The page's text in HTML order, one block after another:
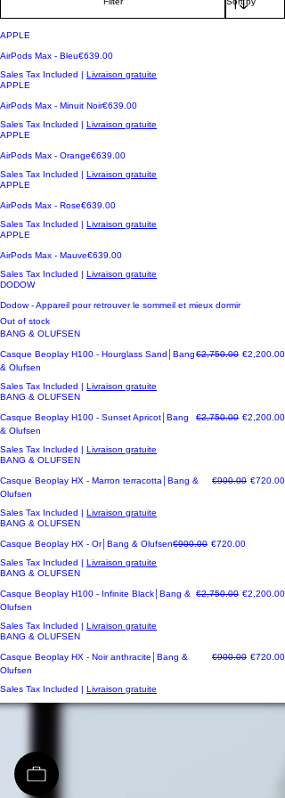
APPLE
AirPods Max - BleuPrice
€639.00
Sales Tax Included | Livraison gratuite
APPLE
AirPods Max - Minuit NoirPrice
€639.00
Sales Tax Included | Livraison gratuite
APPLE
AirPods Max - OrangePrice
€639.00
Sales Tax Included | Livraison gratuite
APPLE
AirPods Max - RosePrice
€639.00
Sales Tax Included | Livraison gratuite
APPLE
AirPods Max - MauvePrice
€639.00
Sales Tax Included | Livraison gratuite
DODOW
Dodow - Appareil pour retrouver le sommeil et mieux dormir
Out of stock
BANG & OLUFSEN
Casque Beoplay H100 - Hourglass Sand│Bang
& Olufsen
Regular Price
€2,750.00 Sale Price
€2,200.00
Sales Tax Included | Livraison gratuite
BANG & OLUFSEN
Casque Beoplay H100 - Sunset Apricot│Bang
& Olufsen
Regular Price
€2,750.00 Sale Price
€2,200.00
Sales Tax Included | Livraison gratuite
BANG & OLUFSEN
Casque Beoplay HX - Marron terracotta│Bang &
Olufsen
Regular Price
€900.00 Sale
€720.00
Sales Tax Included | Livraison gratuite
BANG & OLUFSEN
Casque Beoplay HX - Or│Bang & OlufsenRegular Price
€900.00 Sale Price
€720.00
Sales Tax Included | Livraison gratuite
BANG & OLUFSEN
Casque Beoplay H100 - Infinite Black│Bang &
Olufsen
Regular Price
€2,750.00 Sale Price
€2,200.00
Sales Tax Included | Livraison gratuite
BANG & OLUFSEN
Casque Beoplay HX - Noir anthracite│Bang &
Olufsen
Regular Price
€900.00 Sale
€720.00
Sales Tax Included | Livraison gratuite